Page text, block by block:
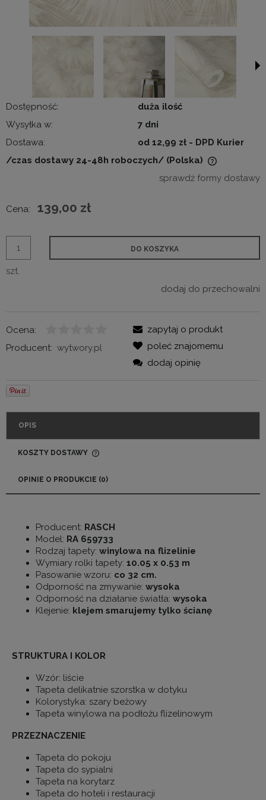
Dostępność:
duża ilość
Wysyłka w:
7 dni
Dostawa:
od 12,99 zł - DPD Kurier
/czas dostawy 24-48h roboczych/ (Polska)
sprawdź formy dostawy
Cena: 139,00 zł
szt.
DO KOSZYKA
dodaj do przechowalni
Ocena:
Producent: wytwory.pl
zapytaj o produkt
poleć znajomemu
dodaj opinię
OPIS
KOSZTY DOSTAWY
OPINIE O PRODUKCIE (0)
Producent: RASCH
Model: RA 659733
Rodzaj tapety: winylowa na flizelinie
Wymiary rolki tapety: 10.05 x 0.53 m
Pasowanie wzoru: co 32 cm.
Odporność na zmywanie: wysoka
Odporność na działanie światła: wysoka
Klejenie: klejem smarujemy tylko ścianę
STRUKTURA I KOLOR
Wzór: liście
Tapeta delikatnie szorstka w dotyku
Kolorystyka: szary beżowy
Tapeta winylowa na podłożu flizelinowym
PRZEZNACZENIE
Tapeta do pokoju
Tapeta do sypialni
Tapeta na korytarz
Tapeta do hoteli i restauracji